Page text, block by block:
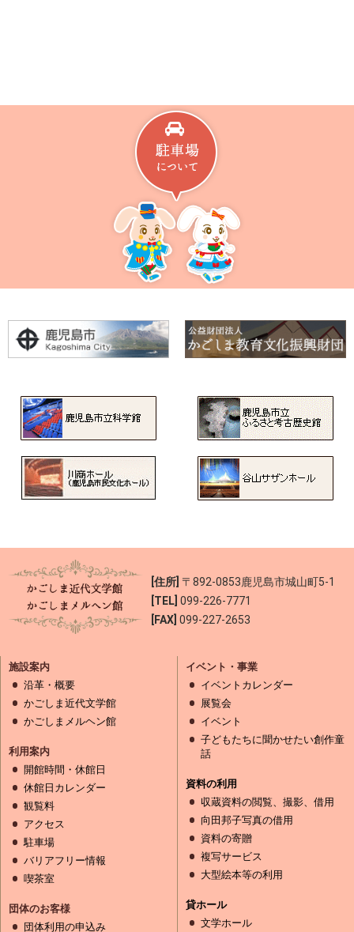
[住所] 〒892-0853鹿児島市城山町5-1
[TEL] 099-226-7771
[FAX] 099-227-2653
施設案内
沿革・概要
かごしま近代文学館
かごしまメルヘン館
利用案内
開館時間・休館日
休館日カレンダー
観覧料
アクセス
駐車場
バリアフリー情報
喫茶室
団体のお客様
団体利用の申込み
イベント・事業
イベントカレンダー
展覧会
イベント
子どもたちに聞かせたい創作童
話
資料の利用
収蔵資料の閲覧、撮影、借用
向田邦子写真の借用
資料の寄贈
複写サービス
大型絵本等の利用
貸ホール
文学ホール